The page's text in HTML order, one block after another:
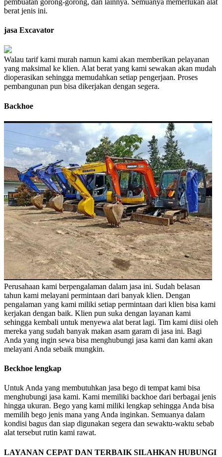
berat jenis ini.
jasa Excavator
Walau tarif kami murah namun kami akan memberikan pelayanan
yang maksimal ke klien. Alat berat yang kami sewakan akan mudah
dioperasikan sehingga memudahkan setiap pengerjaan. Proses
pembangunan pun bisa dikerjakan dengan segera.
Backhoe
Perusahaan kami berpengalaman dalam jasa ini. Sudah belasan
tahun kami melayani permintaan dari banyak klien. Dengan
pengalaman yang kami miliki setiap permintaan dari klien bisa kami
kerjakan dengan baik. Klien pun suka dengan layanan kami
sehingga kembali untuk menyewa alat berat lagi. Tim kami diisi oleh
mereka yang sudah banyak makan asam garam di jasa ini. Bagi
Anda yang ingin sewa bisa menghubungi jasa kami dan kami akan
melayani Anda sebaik mungkin.
Beckhoe lengkap
Untuk Anda yang membutuhkan jasa bego di tempat kami bisa
menghubungi jasa kami. Kami memiliki backhoe dari berbagai jenis
hingga ukuran. Bego yang kami miliki lengkap sehingga Anda bisa
memilih bego jenis mana yang Anda inginkan. Semuanya dalam
kondisi bagus dan siap digunakan segera dan sewaktu-waktu sebab
alat tersebut rutin kami rawat.
LAYANAN CEPAT DAN TERBAIK SILAHKAN HUBUNGI